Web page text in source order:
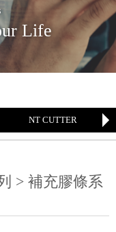
Life
NT CUTTER
> 補充膠條系